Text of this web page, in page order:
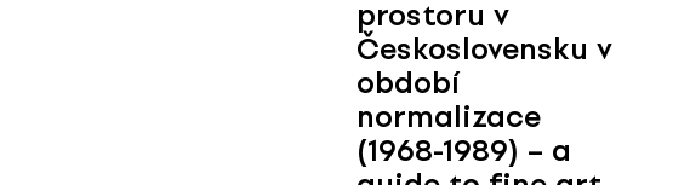
prostoru v
Československu v
období
normalizace
(1968-1989) – a